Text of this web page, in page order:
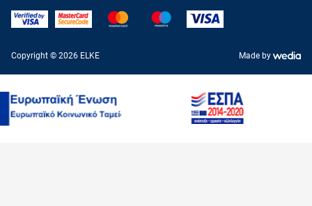
Copyright © 2026 ELKE Made by